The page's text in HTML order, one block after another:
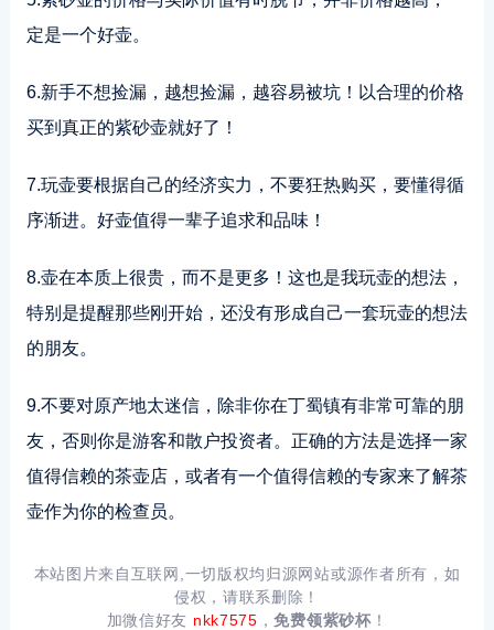
定是一个好壶。
6.新手不想捡漏，越想捡漏，越容易被坑！以合理的价格
买到真正的紫砂壶就好了！
7.玩壶要根据自己的经济实力，不要狂热购买，要懂得循
序渐进。好壶值得一辈子追求和品味！
8.壶在本质上很贵，而不是更多！这也是我玩壶的想法，
特别是提醒那些刚开始，还没有形成自己一套玩壶的想法
的朋友。
9.不要对原产地太迷信，除非你在丁蜀镇有非常可靠的朋
友，否则你是游客和散户投资者。正确的方法是选择一家
值得信赖的茶壶店，或者有一个值得信赖的专家来了解茶
壶作为你的检查员。
本站图片来自互联网,一切版权均归源网站或源作者所有，如
侵权，请联系删除！
加微信好友 nkk7575 ，免费领紫砂杯！